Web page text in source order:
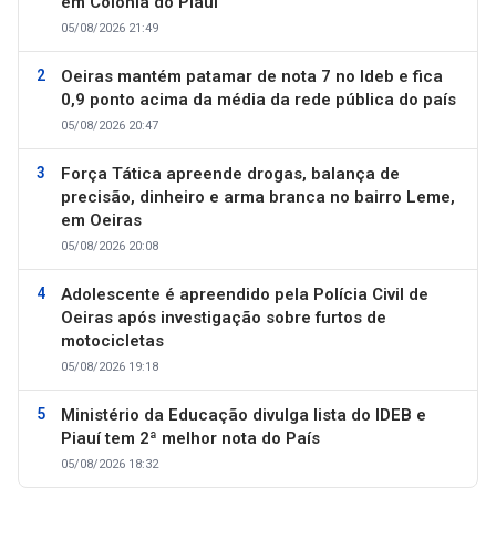
05/08/2026 21:49
Oeiras mantém patamar de nota 7 no Ideb e fica
0,9 ponto acima da média da rede pública do país
05/08/2026 20:47
Força Tática apreende drogas, balança de
precisão, dinheiro e arma branca no bairro Leme,
em Oeiras
05/08/2026 20:08
Adolescente é apreendido pela Polícia Civil de
Oeiras após investigação sobre furtos de
motocicletas
05/08/2026 19:18
Ministério da Educação divulga lista do IDEB e
Piauí tem 2ª melhor nota do País
05/08/2026 18:32